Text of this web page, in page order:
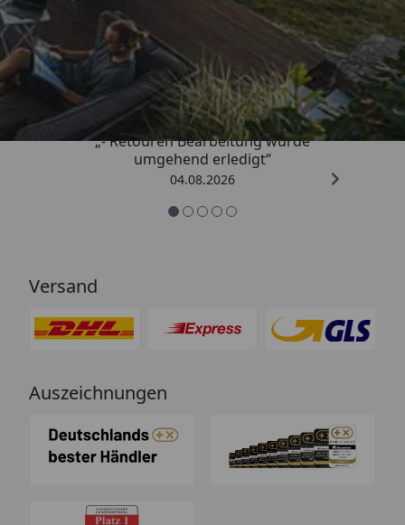
Trusted Shops
4,81/ 5
„- Retouren Bearbeitung wurde
umgehend erledigt“
04.08.2026
Versand
Auszeichnungen